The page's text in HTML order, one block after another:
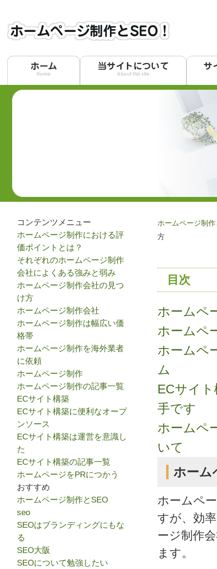
ホームページ制
方
目次
ホームペ
ホームペ
ホームペ
ム
ECサイ
手です
ホームペ
いて
ホーム
ホームペ
すが、効
ージ制作
ます。
コンテンツメニュー
ホームページ制作における評
価ポイントとは？
それぞれのホームページ制作
会社によくある強みと弱み
ホームページ制作会社の見つ
け方
ホームページ制作会社
ホームページ制作は幅広い価
格帯
ホームページ制作を海外業者
に依頼
ホームページ制作
ホームページ制作の記事一覧
ECサイト構築
ECサイト構築に便利なオープ
ンソース
ECサイト構築は運営を意識し
た
ECサイト構築の記事一覧
ホームページをPRにつかう
おすすめ
ホームページ制作とSEO
seo
SEOはブランディングにもな
る
SEO大阪
SEOについて勉強したい